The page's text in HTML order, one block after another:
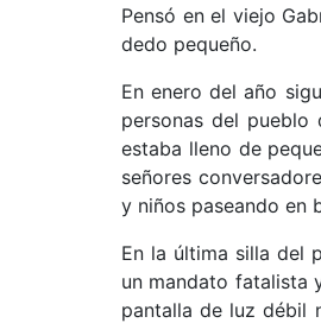
Pensó en el viejo
dedo pequeño.
En enero del año
personas del
estaba lleno de
señores
y niños paseando en
En la última silla del
un mandato fatalista
pantalla de luz débil